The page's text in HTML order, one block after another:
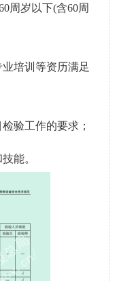
周岁以下(含60周
培训等资历满足
验工作的要求；
能。